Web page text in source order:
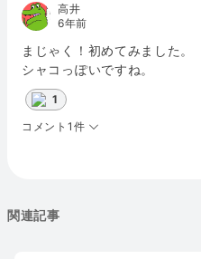
高井
6年前
まじゃく！初めてみました。
シャコっぽいですね。
1
コメント1件
関連記事